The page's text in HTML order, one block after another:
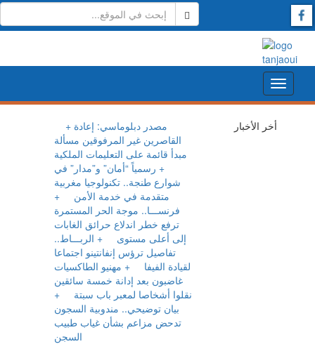
+ مصدر دبلوماسي: إعادة
القاصرين غير المرفوقين
مسألة مبدأ قائمة على
التعليمات الملكية
+ رسمياً
“أمان” و”مدار” في شوارع
طنجة.. تكنولوجيا مغربية
متقدمة في خدمة الأمن
+
فرنســـا.. موجة الحر
المستمرة ترفع خطر اندلاع
حرائق الغابات إلى أعلى
مستوى
+ الربـــاط..
تفاصيل ترؤس إنفانتينو اجتماعا
لقيادة الفيفا
+ مهنيو
الطاكسيات غاضبون بعد إدانة
خمسة سائقين نقلوا أشخاصا
+ بيان
أخر الأخبار